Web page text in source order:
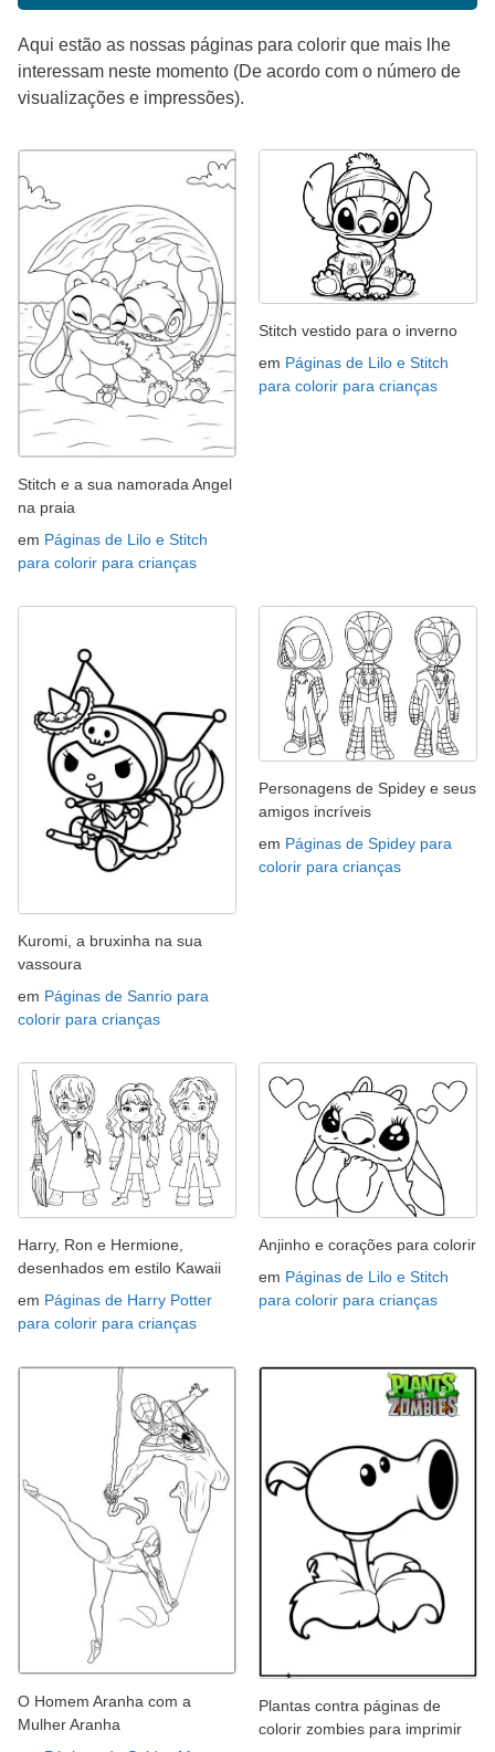
Aqui estão as nossas páginas para colorir que mais lhe
interessam neste momento (De acordo com o número de
visualizações e impressões).
Stitch e a sua namorada Angel
na praia
em Páginas de Lilo e Stitch
para colorir para crianças
Stitch vestido para o inverno
em Páginas de Lilo e Stitch
para colorir para crianças
Kuromi, a bruxinha na sua
vassoura
em Páginas de Sanrio para
colorir para crianças
Personagens de Spidey e seus
amigos incríveis
em Páginas de Spidey para
colorir para crianças
Harry, Ron e Hermione,
desenhados em estilo Kawaii
em Páginas de Harry Potter
para colorir para crianças
Anjinho e corações para colorir
em Páginas de Lilo e Stitch
para colorir para crianças
O Homem Aranha com a
Mulher Aranha
Plantas contra páginas de
colorir zombies para imprimir